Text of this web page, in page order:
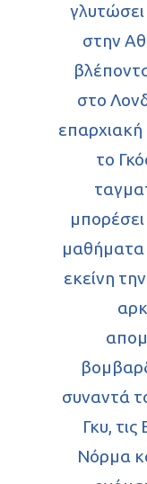
στην
στο
επαρχιακή
το
μαθήματα
εκείνη
συναντά
Γκυ,
Νόρμα